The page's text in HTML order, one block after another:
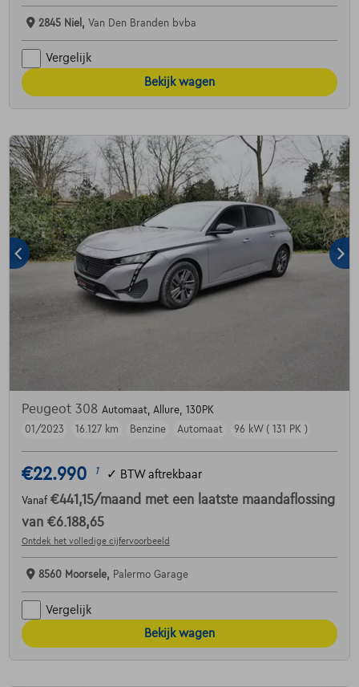
2845 Niel, Van Den Branden bvba
Vergelijk
Bekijk wagen
Peugeot 308 Automaat, Allure, 130PK
01/2023
16.127 km Benzine Automaat 96 kW ( 131 PK )
€22.990 1 ✓ BTW aftrekbaar
Vanaf €441,15/maand met een laatste maandaflossing
van €6.188,65
Ontdek het volledige cijfervoorbeeld
8560 Moorsele, Palermo Garage
Vergelijk
Bekijk wagen